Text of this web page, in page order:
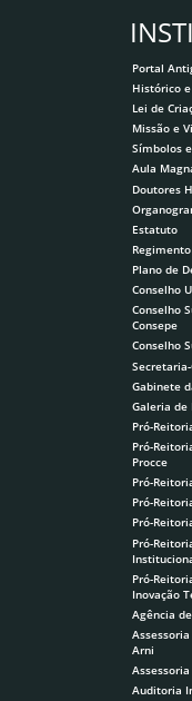
Portal
Histórico
Lei de
Missão e
Símbolos
Aula
Doutores
Estatuto
Plano de
Conselho
Conselho
Consepe
Conselho
Gabinete
Galeria de
Pró-
Pró-
Procce
Pró-
Pró-
Pró-
Pró-
Pró-
Inovação
Agência
Arni
Auditoria